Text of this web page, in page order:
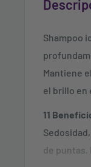
Shampoo
Mantiene
el brillo en
11
de puntas,